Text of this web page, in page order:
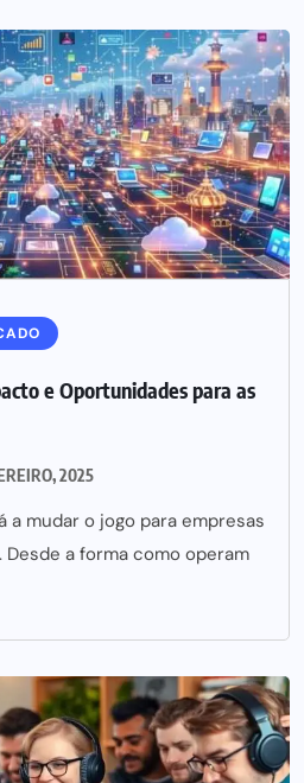
e Oportunidades para as
2025
a mudar o jogo para empresas
a forma como operam